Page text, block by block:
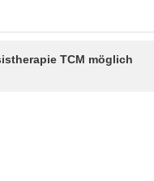
TCM möglich